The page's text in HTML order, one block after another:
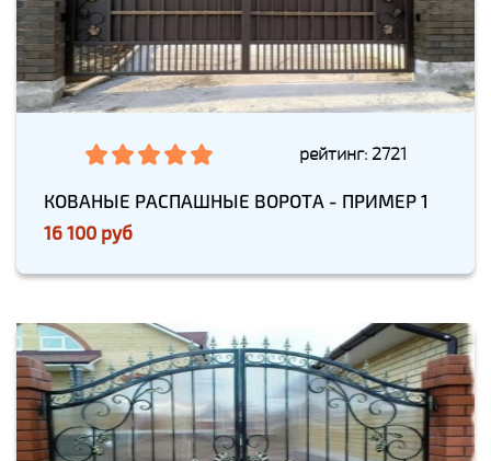
рейтинг: 2721
КОВАНЫЕ РАСПАШНЫЕ ВОРОТА - ПРИМЕР 1
16 100 руб